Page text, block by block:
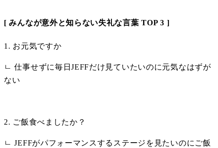
[ みんなが意外と知らない失礼な言葉 TOP 3 ]
1. お元気ですか
ㄴ 仕事せずに毎日JEFFだけ見ていたいのに元気なはずが
ない
2. ご飯食べましたか？
ㄴ JEFFがパフォーマンスするステージを見たいのにご飯